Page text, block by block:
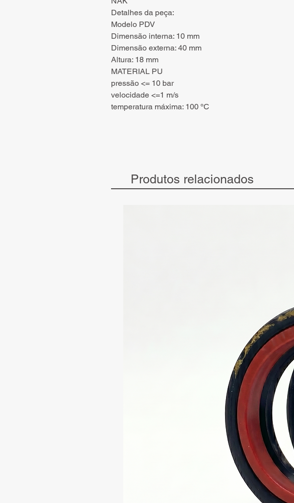
Detalhes da peça:
Modelo PDV
Dimensão interna: 10 mm
Dimensão externa: 40 mm
Altura: 18 mm
MATERIAL PU
pressão <= 10 bar
velocidade <=1 m/s
temperatura máxima: 100 ºC
Produtos relacionados